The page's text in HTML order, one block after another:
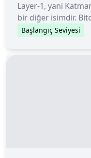
Layer-1, yani
bir diğer isimdir.
en popüler
Başlangıç Seviyesi